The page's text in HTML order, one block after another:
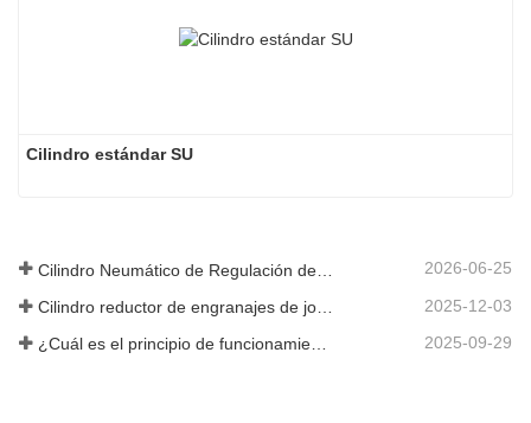
Cilindro estándar SU
2026-06-25
2025-12-03
2025-09-29